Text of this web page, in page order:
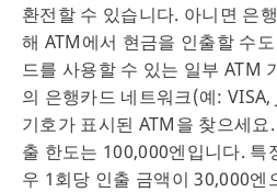
환전할 수 있습니다. 아니면 은
해 ATM에서 현금을 인출할 수
드를 사용할 수 있는 일부 ATM
의 은행카드 네트워크(예:
기호가 표시된 ATM을 찾으세요
출 한도는 100,000엔입니다. 특
우 1회당 인출 금액이 30,000엔